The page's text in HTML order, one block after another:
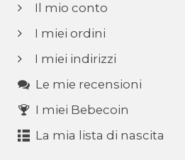
Il mio conto
I miei ordini
I miei indirizzi
Le mie recensioni
I miei Bebecoin
La mia lista di nascita